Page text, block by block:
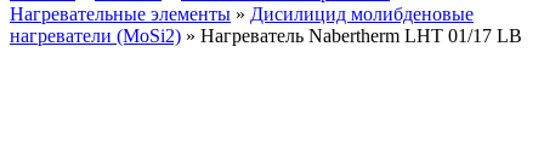
Нагревательные элементы » Дисилицид молибденовые
нагреватели (MoSi2) » Нагреватель Nabertherm LHT 01/17 LB